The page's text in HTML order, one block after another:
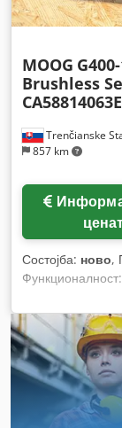
Trenčianske
857 km
MOOG
Brushless
Состојба: ново,
Функционалност: